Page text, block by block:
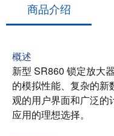
商品介绍
概述
新型 SR860 锁定放大
的模拟性能、复杂的新
观的用户界面和广泛的
应用的理想选择。